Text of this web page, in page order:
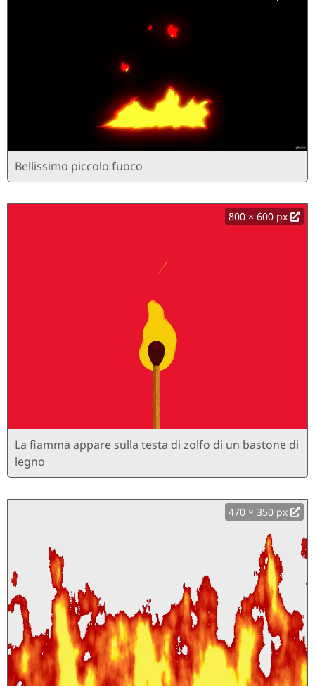
Bellissimo piccolo fuoco
800 × 600 px
La fiamma appare sulla testa di zolfo di un bastone di
legno
470 × 350 px